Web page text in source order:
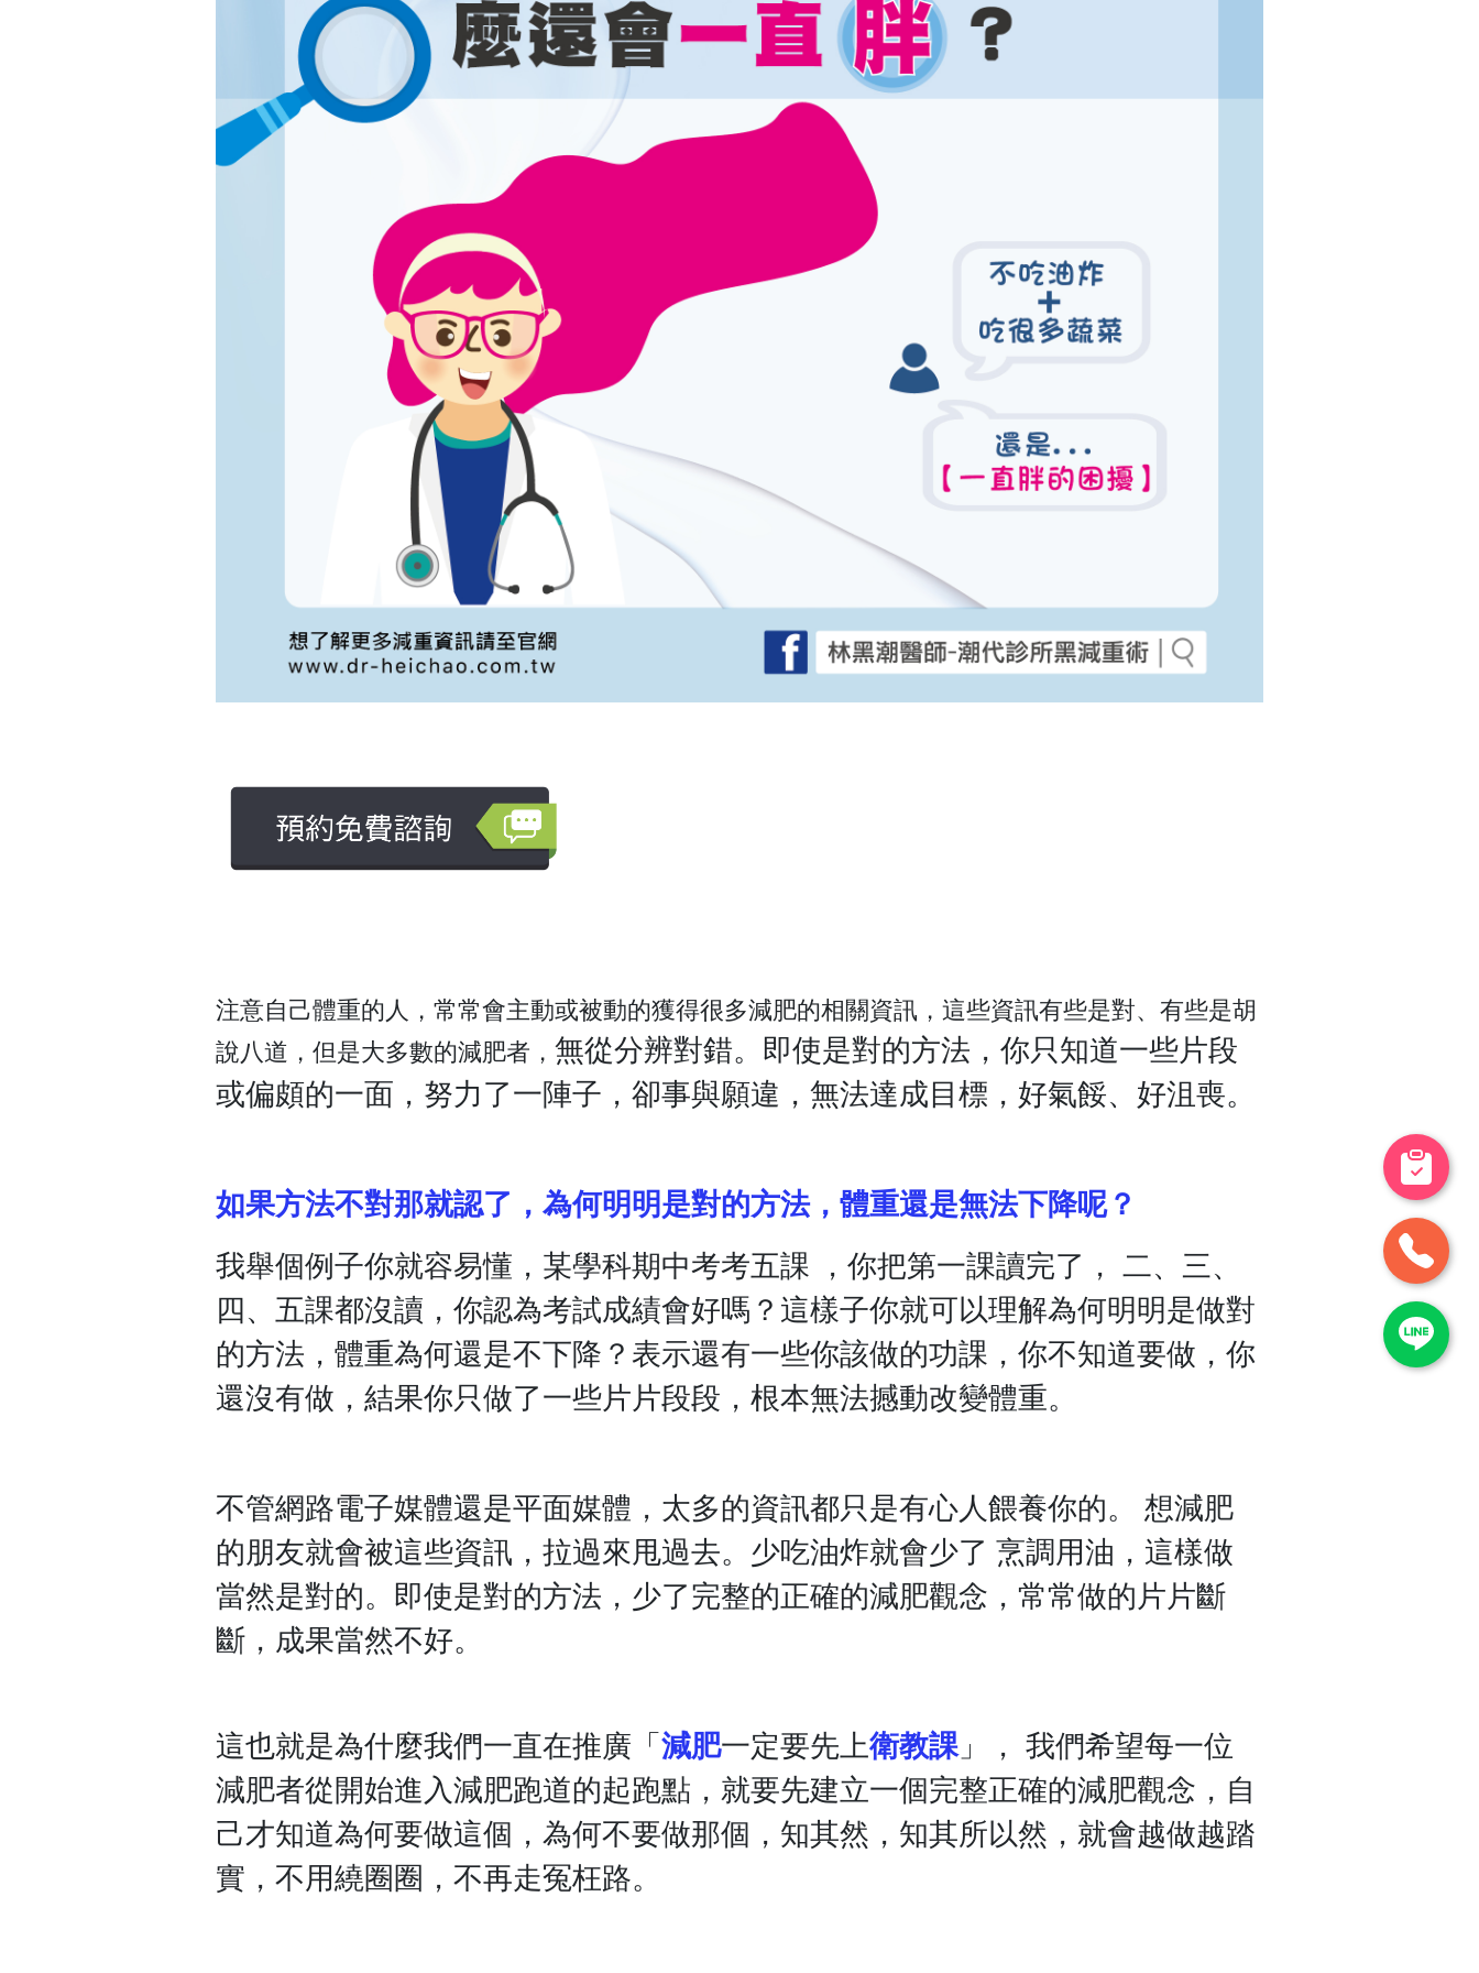
注意自己體重的人，常常會主動或被動的獲得很多減肥的相關資訊，這些資訊有些是對、有些是胡
說八道，但是大多數的減肥者，無從分辨對錯。即使是對的方法，你只知道一些片段
或偏頗的一面，努力了一陣子，卻事與願違，無法達成目標，好氣餒、好沮喪。
如果方法不對那就認了，為何明明是對的方法，體重還是無法下降呢？
我舉個例子你就容易懂，某學科期中考考五課 ，你把第一課讀完了， 二、三、
四、五課都沒讀，你認為考試成績會好嗎？這樣子你就可以理解為何明明是做對
的方法，體重為何還是不下降？表示還有一些你該做的功課，你不知道要做，你
還沒有做，結果你只做了一些片片段段，根本無法撼動改變體重。
不管網路電子媒體還是平面媒體，太多的資訊都只是有心人餵養你的。 想減肥
的朋友就會被這些資訊，拉過來甩過去。少吃油炸就會少了 烹調用油，這樣做
當然是對的。即使是對的方法，少了完整的正確的減肥觀念，常常做的片片斷
斷，成果當然不好。
這也就是為什麼我們一直在推廣「減肥一定要先上衛教課」， 我們希望每一位
減肥者從開始進入減肥跑道的起跑點，就要先建立一個完整正確的減肥觀念，自
己才知道為何要做這個，為何不要做那個，知其然，知其所以然，就會越做越踏
實，不用繞圈圈，不再走冤枉路。